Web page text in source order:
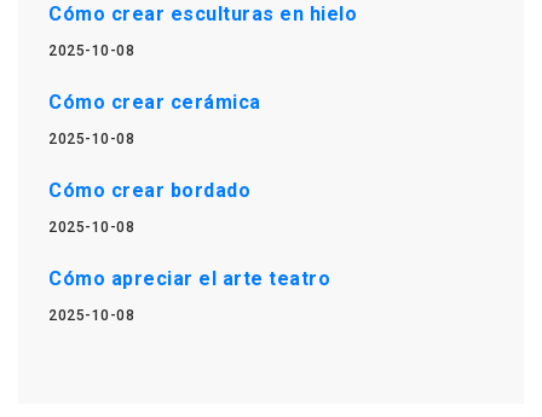
Cómo crear esculturas en hielo
2025-10-08
Cómo crear cerámica
2025-10-08
Cómo crear bordado
2025-10-08
Cómo apreciar el arte teatro
2025-10-08